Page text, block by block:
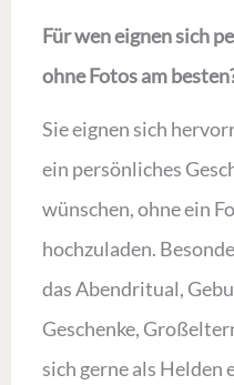
Für wen eignen sich
ohne Fotos am
Sie eignen sich
ein persönliches
wünschen, ohne ein
hochzuladen.
das Abendritual,
Geschenke,
sich gerne als Helden